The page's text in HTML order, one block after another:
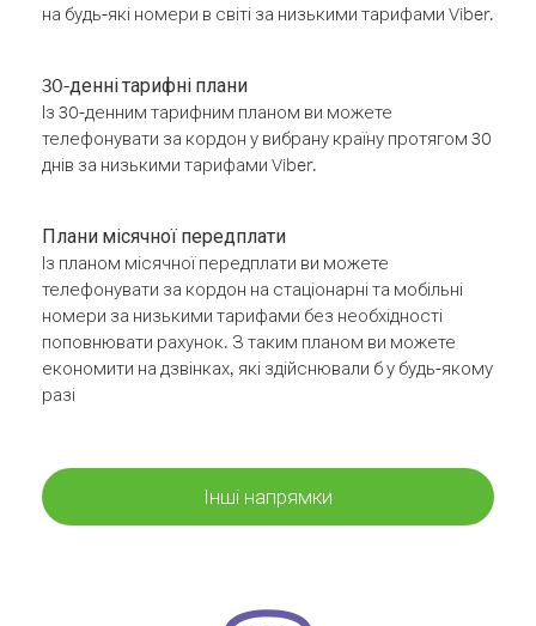
на будь-які номери в світі за низькими тарифами Viber.
30-денні тарифні плани
Із 30-денним тарифним планом ви можете
телефонувати за кордон у вибрану країну протягом 30
днів за низькими тарифами Viber.
Плани місячної передплати
Із планом місячної передплати ви можете
телефонувати за кордон на стаціонарні та мобільні
номери за низькими тарифами без необхідності
поповнювати рахунок. З таким планом ви можете
економити на дзвінках, які здійснювали б у будь-якому
разі
Інші напрямки